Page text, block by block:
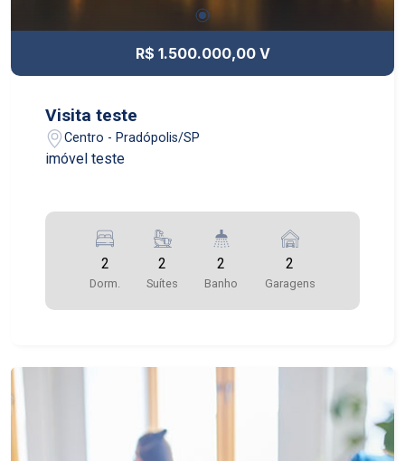
R$ 1.500.000,00 V
Visita teste
Centro - Pradópolis/SP
imóvel teste
2
Dorm.
2
Suítes
2
Banho
2
Garagens